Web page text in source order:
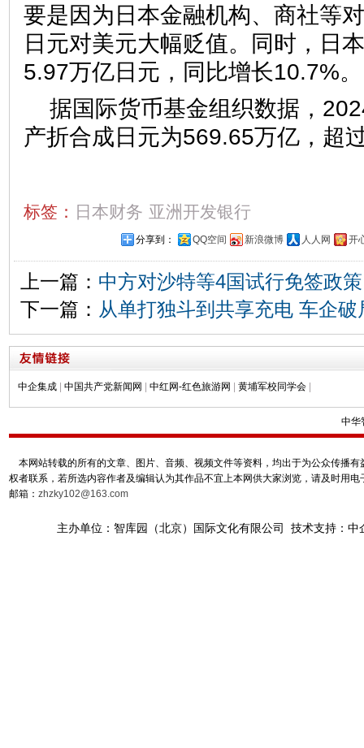
要是因为日本金融机构、商社等
日元对美元大幅贬值。同时，日
5.97万亿日元，同比增长10.7%。
据国际货币基金组织数据，
产折合成日元为569.65万亿，超
标签： 日本财务 亚洲开发银行
分享到： QQ空间 新浪微博 人人网 开
上一篇： 中方对沙特等4国试行免签政策
下一篇： 从单打独斗到共享充电 车企
中企集成 | 中国共产党新闻网 | 中红网-红色旅游网 | 黄埔军校同学会 |
中华
本网站转载的所有的文章、图片、音频、视频文件等资料，均出于为公众传播
权者联系，若所选内容作者及编辑认为其作品不宜上本网供大家浏览，请及时用
邮箱： zhzky102@163.com
主办单位：智库园（北京）国际文化有限公司 技术支持：